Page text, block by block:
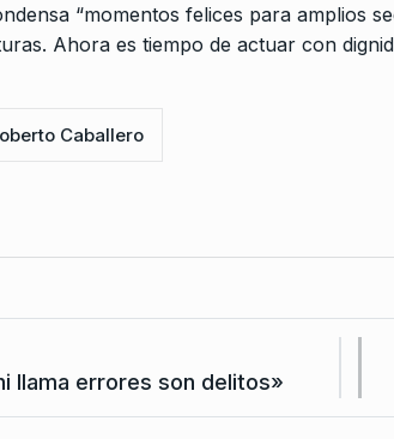
“momentos felices para amplios
Ahora es tiempo de actuar con
Caballero
llama errores son delitos»